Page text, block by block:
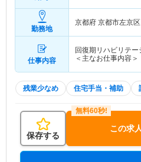
勤務地
京都府 京都市左京区
仕事内容
回復期リハビリテ
＜主なお仕事内容
残業少なめ 住宅手当・補助
保存する
この求